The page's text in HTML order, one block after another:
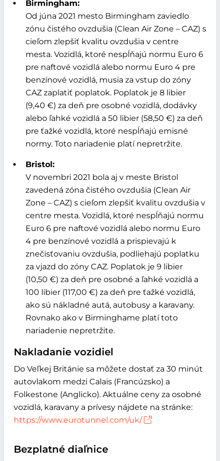
Birmingham:
Od júna 2021 mesto Birmingham zaviedlo
zónu čistého ovzdušia (Clean Air Zone – CAZ) s
cieľom zlepšiť kvalitu ovzdušia v centre
mesta. Vozidlá, ktoré nespĺňajú normu Euro 6
pre naftové vozidlá alebo normu Euro 4 pre
benzínové vozidlá, musia za vstup do zóny
CAZ zaplatiť poplatok. Poplatok je 8 libier
(9,40 €) za deň pre osobné vozidlá, dodávky
alebo ľahké vozidlá a 50 libier (58,50 €) za deň
pre ťažké vozidlá, ktoré nespĺňajú emisné
normy. Toto nariadenie platí nepretržite.
Bristol:
V novembri 2021 bola aj v meste Bristol
zavedená zóna čistého ovzdušia (Clean Air
Zone – CAZ) s cieľom zlepšiť kvalitu ovzdušia v
centre mesta. Vozidlá, ktoré nespĺňajú normu
Euro 6 pre naftové vozidlá alebo normu Euro
4 pre benzínové vozidlá a prispievajú k
znečisťovaniu ovzdušia, podliehajú poplatku
za vjazd do zóny CAZ. Poplatok je 9 libier
(10,50 €) za deň pre osobné a ľahké vozidlá a
100 libier (117,00 €) za deň pre ťažké vozidlá,
ako sú nákladné autá, autobusy a karavany.
Rovnako ako v Birminghame platí toto
nariadenie nepretržite.
Nakladanie vozidiel
Do Veľkej Británie sa môžete dostať za 30 minút
autovlakom medzi Calais (Francúzsko) a
Folkestone (Anglicko). Aktuálne ceny za osobné
vozidlá, karavany a prívesy nájdete na stránke:
https://www.eurotunnel.com/uk/
Bezplatné diaľnice